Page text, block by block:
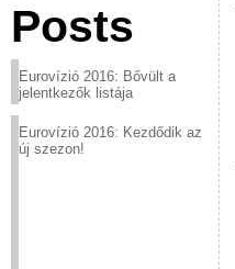
Posts
Eurovízió 2016: Bővült a
jelentkezők listája
Eurovízió 2016: Kezdődik az
új szezon!